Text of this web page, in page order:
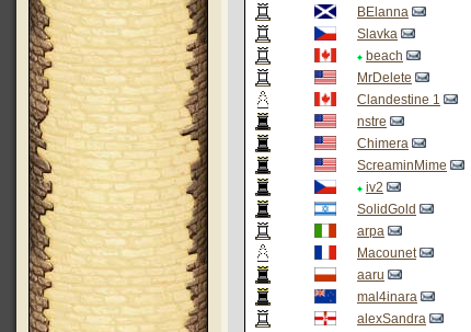
BElanna
Slavka
beach
MrDelete
Clandestine 1
nstre
Chimera
ScreaminMime
iv2
SolidGold
arpa
Macounet
aaru
mal4inara
alexSandra